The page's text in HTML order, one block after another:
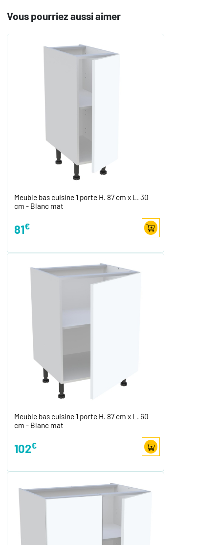
Vous pourriez aussi aimer
Meuble bas cuisine 1 porte H. 87 cm x L. 30
cm - Blanc mat
81€
Meuble bas cuisine 1 porte H. 87 cm x L. 60
cm - Blanc mat
102€